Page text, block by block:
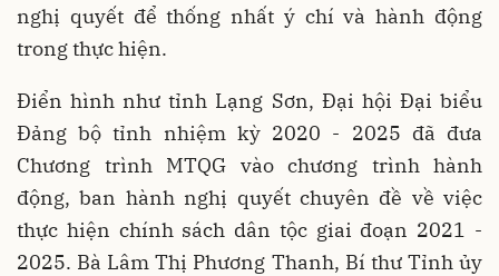
nghị quyết để thống nhất ý chí và hành động
trong thực hiện.
Điển hình như tỉnh Lạng Sơn, Đại hội Đại biểu
Đảng bộ tỉnh nhiệm kỳ 2020 - 2025 đã đưa
Chương trình MTQG vào chương trình hành
động, ban hành nghị quyết chuyên đề về việc
thực hiện chính sách dân tộc giai đoạn 2021 -
2025. Bà Lâm Thị Phương Thanh, Bí thư Tỉnh ủy